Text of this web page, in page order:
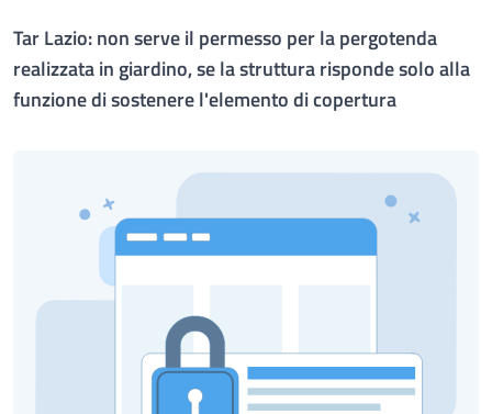
Tar Lazio: non serve il permesso per la pergotenda
realizzata in giardino, se la struttura risponde solo alla
funzione di sostenere l'elemento di copertura